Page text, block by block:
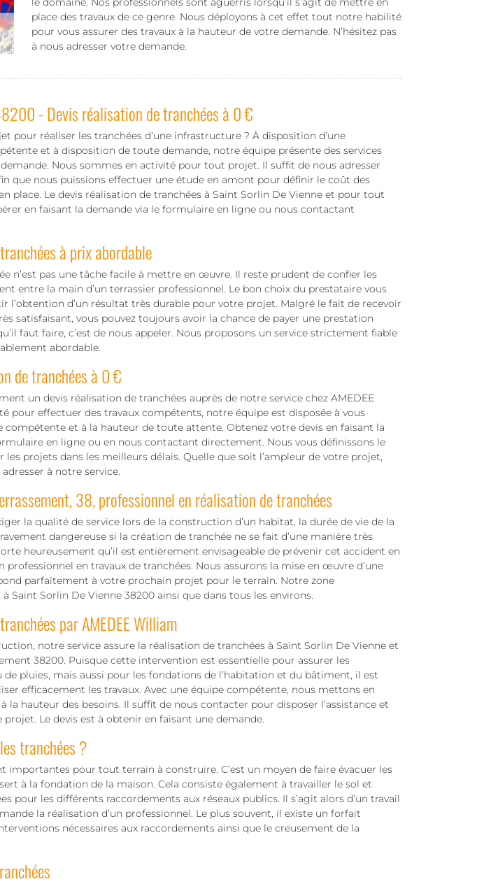
place des travaux de ce genre. Nous déployons à cet effet tout notre habilité
pour vous assurer des travaux à la hauteur de votre demande. N’hésitez pas
à nous adresser votre demande.
- Devis réalisation de tranchées à 0 €
pour réaliser les tranchées d’une infrastructure ? À disposition d’une
et à disposition de toute demande, notre équipe présente des services
Nous sommes en activité pour tout projet. Il suffit de nous adresser
que nous puissions effectuer une étude en amont pour définir le coût des
place. Le devis réalisation de tranchées à Saint Sorlin De Vienne et pour tout
en faisant la demande via le formulaire en ligne ou nous contactant
à prix abordable
n’est pas une tâche facile à mettre en œuvre. Il reste prudent de confier les
entre la main d’un terrassier professionnel. Le bon choix du prestataire vous
l’obtention d’un résultat très durable pour votre projet. Malgré le fait de recevoir
satisfaisant, vous pouvez toujours avoir la chance de payer une prestation
faut faire, c’est de nous appeler. Nous proposons un service strictement fiable
abordable.
de tranchées à 0 €
un devis réalisation de tranchées auprès de notre service chez AMEDEE
pour effectuer des travaux compétents, notre équipe est disposée à vous
compétente et à la hauteur de toute attente. Obtenez votre devis en faisant la
en ligne ou en nous contactant directement. Nous vous définissons le
les projets dans les meilleurs délais. Quelle que soit l’ampleur de votre projet,
à notre service.
38, professionnel en réalisation de tranchées
la qualité de service lors de la construction d’un habitat, la durée de vie de la
dangereuse si la création de tranchée ne se fait d’une manière très
heureusement qu’il est entièrement envisageable de prévenir cet accident en
professionnel en travaux de tranchées. Nous assurons la mise en œuvre d’une
parfaitement à votre prochain projet pour le terrain. Notre zone
Saint Sorlin De Vienne 38200 ainsi que dans tous les environs.
par AMEDEE William
notre service assure la réalisation de tranchées à Saint Sorlin De Vienne et
38200. Puisque cette intervention est essentielle pour assurer les
de pluies, mais aussi pour les fondations de l’habitation et du bâtiment, il est
efficacement les travaux. Avec une équipe compétente, nous mettons en
la hauteur des besoins. Il suffit de nous contacter pour disposer l’assistance et
projet. Le devis est à obtenir en faisant une demande.
tranchées ?
importantes pour tout terrain à construire. C’est un moyen de faire évacuer les
à la fondation de la maison. Cela consiste également à travailler le sol et
pour les différents raccordements aux réseaux publics. Il s’agit alors d’un travail
la réalisation d’un professionnel. Le plus souvent, il existe un forfait
nécessaires aux raccordements ainsi que le creusement de la